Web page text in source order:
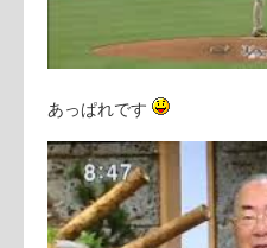
あっぱれです